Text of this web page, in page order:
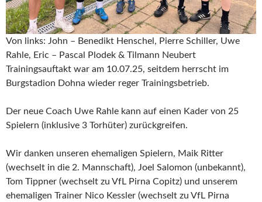
Von links: John – Benedikt Henschel, Pierre Schiller, Uwe
Rahle, Eric – Pascal Plodek & Tilmann Neubert
Trainingsauftakt war am 10.07.25, seitdem herrscht im
Burgstadion Dohna wieder reger Trainingsbetrieb.
Der neue Coach Uwe Rahle kann auf einen Kader von 25
Spielern (inklusive 3 Torhüter) zurückgreifen.
Wir danken unseren ehemaligen Spielern, Maik Ritter
(wechselt in die 2. Mannschaft), Joel Salomon (unbekannt),
Tom Tippner (wechselt zu VfL Pirna Copitz) und unserem
ehemaligen Trainer Nico Kessler (wechselt zu VfL Pirna